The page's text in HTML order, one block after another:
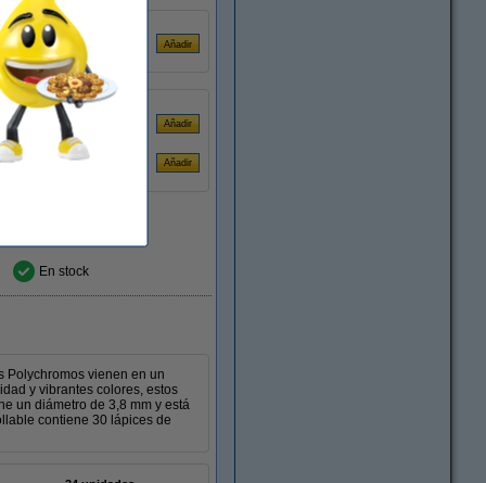
En stock
Polychromos vienen en un
y vibrantes colores, estos
un diámetro de 3,8 mm y está
contiene 30 lápices de